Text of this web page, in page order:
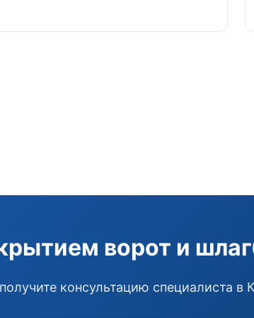
ворот и
консультацию специалиста в